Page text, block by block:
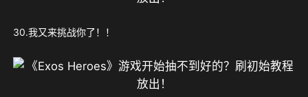
30.我又来挑战你了！！